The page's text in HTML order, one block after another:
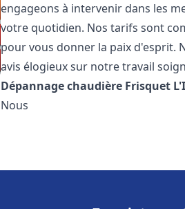
engageons à intervenir dans les
votre quotidien. Nos tarifs sont
pour vous donner la paix d'esprit.
avis élogieux sur notre travail
Dépannage chaudière Frisquet
Nous